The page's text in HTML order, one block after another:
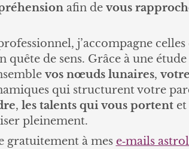
afin de vous
j’accompagne
quête de sens. Grâce à une
vos nœuds lunaires,
qui structurent votre
, les talents qui vous portentet
pleinement.
gratuitement à mes e‑mails